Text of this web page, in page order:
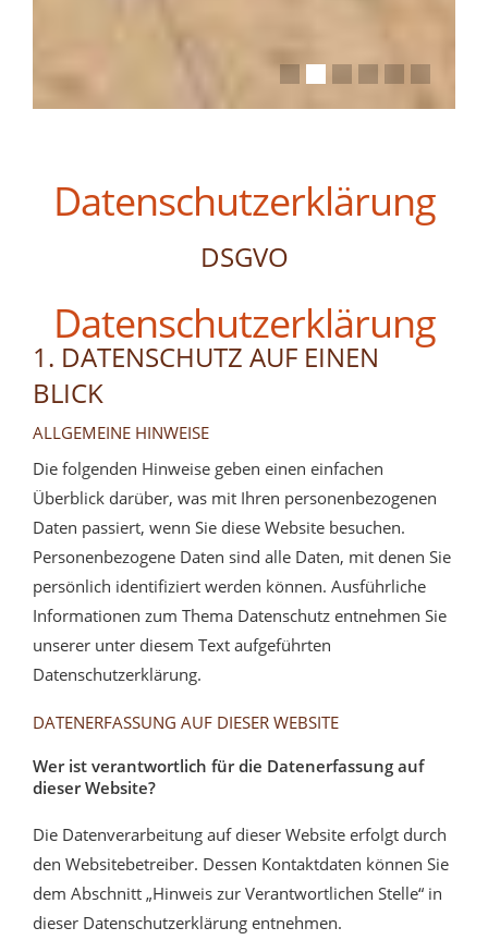
Datenschutzerklärung
DSGVO
Datenschutz­erklärung
1. DATENSCHUTZ AUF EINEN
BLICK
ALLGEMEINE HINWEISE
Die folgenden Hinweise geben einen einfachen
Überblick darüber, was mit Ihren personenbezogenen
Daten passiert, wenn Sie diese Website besuchen.
Personenbezogene Daten sind alle Daten, mit denen Sie
persönlich identifiziert werden können. Ausführliche
Informationen zum Thema Datenschutz entnehmen Sie
unserer unter diesem Text aufgeführten
Datenschutzerklärung.
DATENERFASSUNG AUF DIESER WEBSITE
Wer ist verantwortlich für die Datenerfassung auf
dieser Website?
Die Datenverarbeitung auf dieser Website erfolgt durch
den Websitebetreiber. Dessen Kontaktdaten können Sie
dem Abschnitt „Hinweis zur Verantwortlichen Stelle“ in
dieser Datenschutzerklärung entnehmen.